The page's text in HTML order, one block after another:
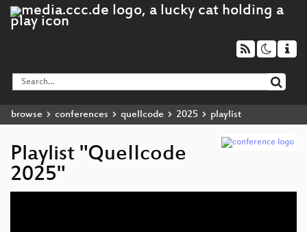
browse conferences quellcode 2025 playlist
Playlist "QueIIcode
2025"